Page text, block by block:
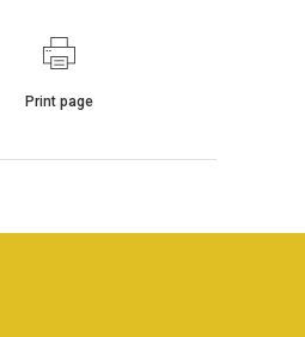
Print page